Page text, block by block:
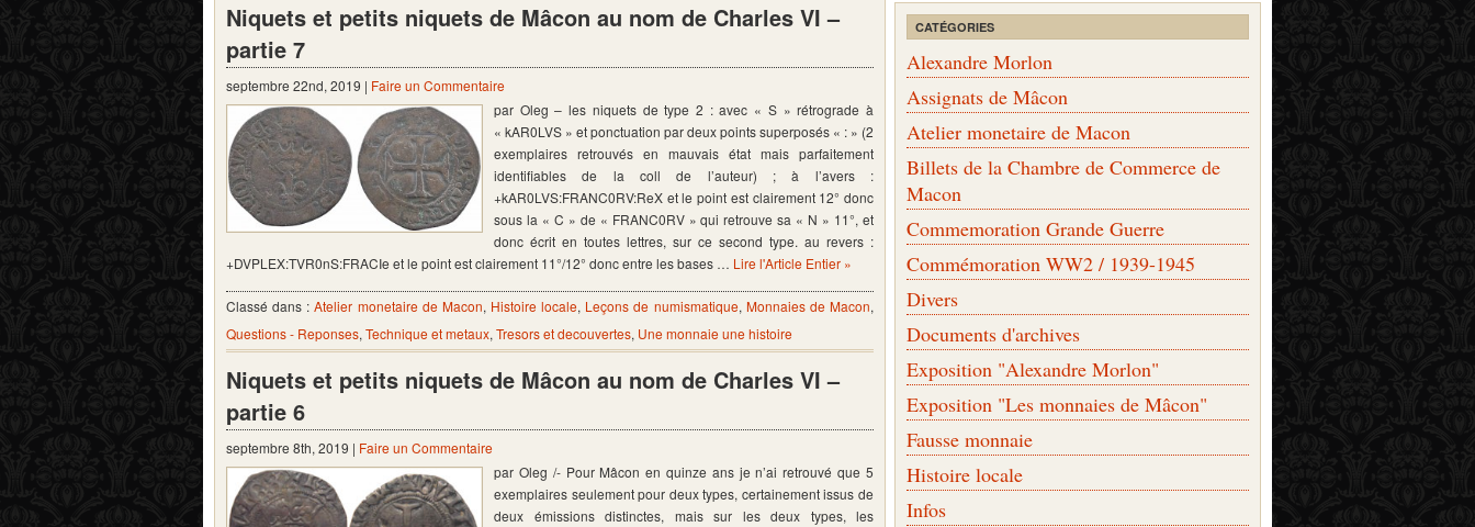
Niquets et petits niquets de Mâcon au nom de Charles VI –
partie 7
septembre 22nd, 2019 | Faire un Commentaire
par Oleg – les niquets de type 2 : avec « S » rétrograde à
« kAR0LVS » et ponctuation par deux points superposés « : » (2
exemplaires retrouvés en mauvais état mais parfaitement
identifiables de la coll de l’auteur) ; à l’avers :
+kAR0LVS:FRANC0RV:ReX et le point est clairement 12° donc
sous la « C » de « FRANC0RV » qui retrouve sa « N » 11°, et
donc écrit en toutes lettres, sur ce second type. au revers :
+DVPLEX:TVR0nS:FRACIe et le point est clairement 11°/12° donc entre les bases … Lire l'Article Entier »
Classé dans :Atelier monetaire de Macon, Histoire locale, Leçons de numismatique, Monnaies de Macon,
Questions - Reponses, Technique et metaux, Tresors et decouvertes, Une monnaie une histoire
Niquets et petits niquets de Mâcon au nom de Charles VI –
partie 6
septembre 8th, 2019 | Faire un Commentaire
par Oleg /- Pour Mâcon en quinze ans je n’ai retrouvé que 5
exemplaires seulement pour deux types, certainement issus de
deux émissions distinctes, mais sur les deux types, les
CATÉGORIES
Alexandre Morlon
Assignats de Mâcon
Atelier monetaire de Macon
Billets de la Chambre de Commerce de
Macon
Commemoration Grande Guerre
Commémoration WW2 / 1939-1945
Divers
Documents d'archives
Exposition "Alexandre Morlon"
Exposition "Les monnaies de Mâcon"
Fausse monnaie
Histoire locale
Infos